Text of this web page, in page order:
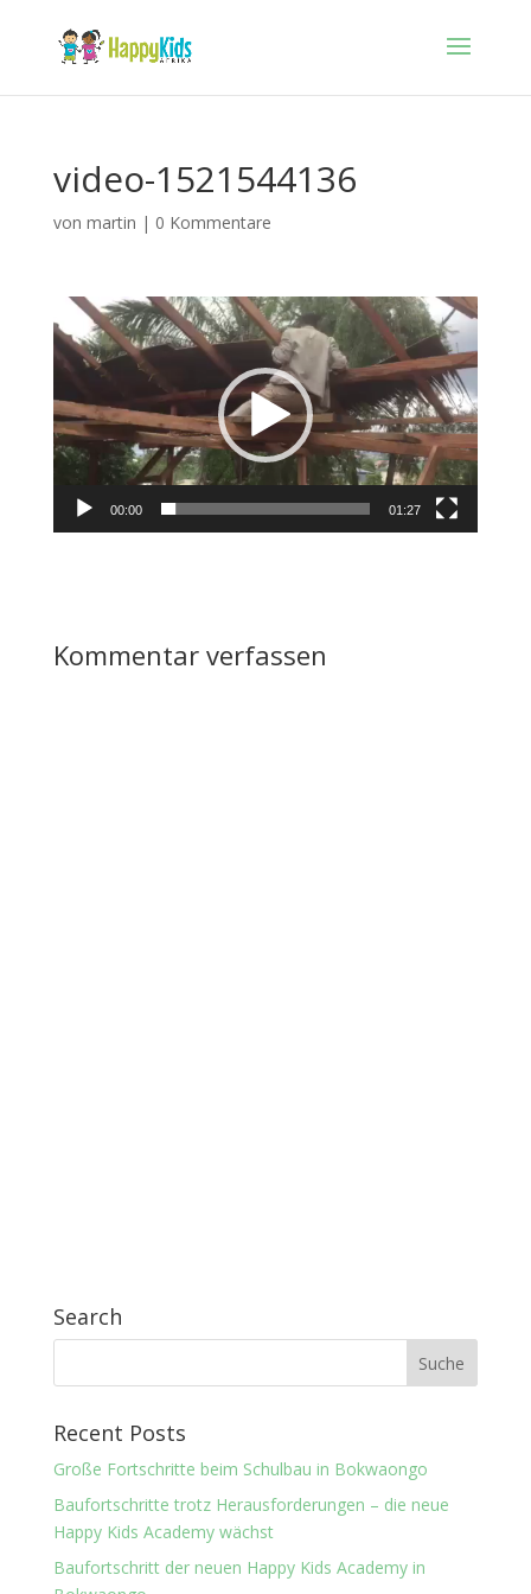
video-1521544136
von martin | 0 Kommentare
Video-
Player
00:00 01:27
Kommentar verfassen
Search
Recent Posts
Große Fortschritte beim Schulbau in Bokwaongo
Baufortschritte trotz Herausforderungen – die neue
Happy Kids Academy wächst
Baufortschritt der neuen Happy Kids Academy in